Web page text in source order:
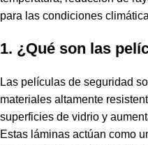
para las condiciones
1. ¿Qué son las
Las películas de seguridad
materiales altamente
superficies de vidrio y
Estas láminas actúan como